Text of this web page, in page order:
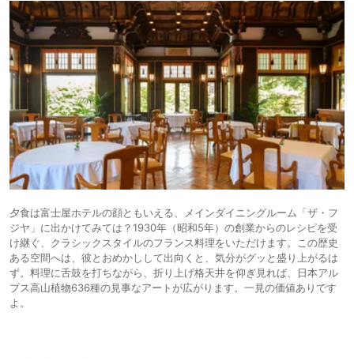
夕食は富士屋ホテルの顔ともいえる、メインダイニングルーム「ザ・フ
ジヤ」に出かけてみては？1930年（昭和5年）の創業からのレシピを受
け継ぐ、クラシックスタイルのフランス料理をいただけます。この歴史
ある空間へは、彼とおめかしして出向くと、気分がグッと盛り上がるは
ず。料理に舌鼓を打ちながら、折り上げ格天井を仰ぎ見れば、日本アル
プス高山植物636種の見事なアートが広がります。一見の価値ありです
よ。